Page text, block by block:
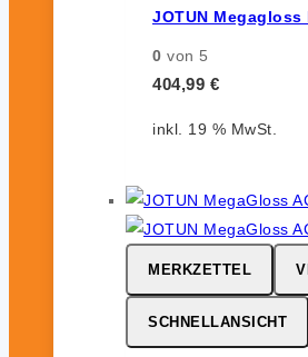
JOTUN Megagloss
0 von 5
404,99 €
inkl. 19 % MwSt.
MERKZETTEL
SCHNELLANSICHT